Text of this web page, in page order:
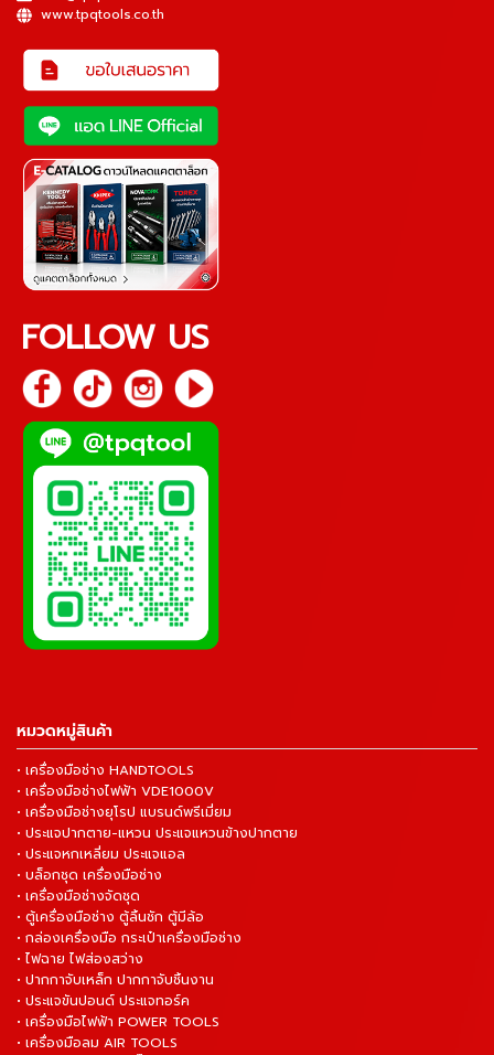
www.tpqtools.co.th
FOLLOW US
หมวดหมู่สินค้า
• เครื่องมือช่าง HANDTOOLS
• เครื่องมือช่างไฟฟ้า VDE1000V
• เครื่องมือช่างยุโรป แบรนด์พรีเมี่ยม
• ประแจปากตาย-แหวน ประแจแหวนข้างปากตาย
• ประแจหกเหลี่ยม ประแจแอล
• บล็อกชุด เครื่องมือช่าง
• เครื่องมือช่างจัดชุด
• ตู้เครื่องมือช่าง ตู้ลิ้นชัก ตู้มีล้อ
• กล่องเครื่องมือ กระเป๋าเครื่องมือช่าง
• ไฟฉาย ไฟส่องสว่าง
• ปากกาจับเหล็ก ปากกาจับชิ้นงาน
• ประแจขันปอนด์ ประแจทอร์ค
• เครื่องมือไฟฟ้า POWER TOOLS
• เครื่องมือลม AIR TOOLS